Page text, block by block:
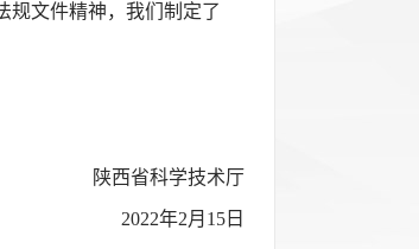
规文件精神，我们制定了
陕西省科学技术厅
2022年2月15日